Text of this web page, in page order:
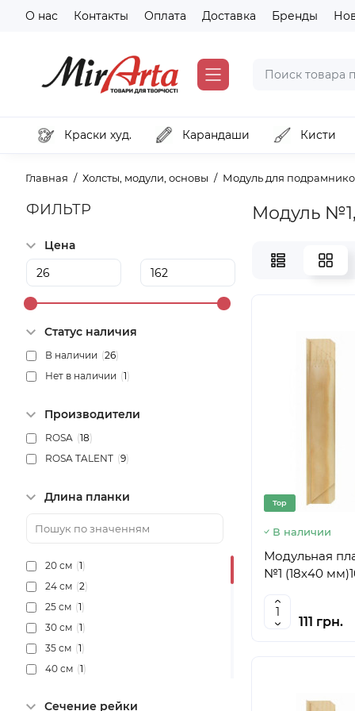
О нас Контакты Оплата Доставка Бренды
Краски худ. Карандаши Кисти
Главная Холсты, модули, основы Модуль для
ФИЛЬТР
Цена
Статус наличия
В наличии (26)
Нет в наличии (1)
Производители
ROSA (18)
ROSA TALENT (9)
Длина планки
20 см (1)
24 см (2)
25 см (1)
30 см (1)
35 см (1)
40 см (1)
Сечение рейки
Модуль
Top
В наличии
Модульная
№1 (18х40
111 грн.